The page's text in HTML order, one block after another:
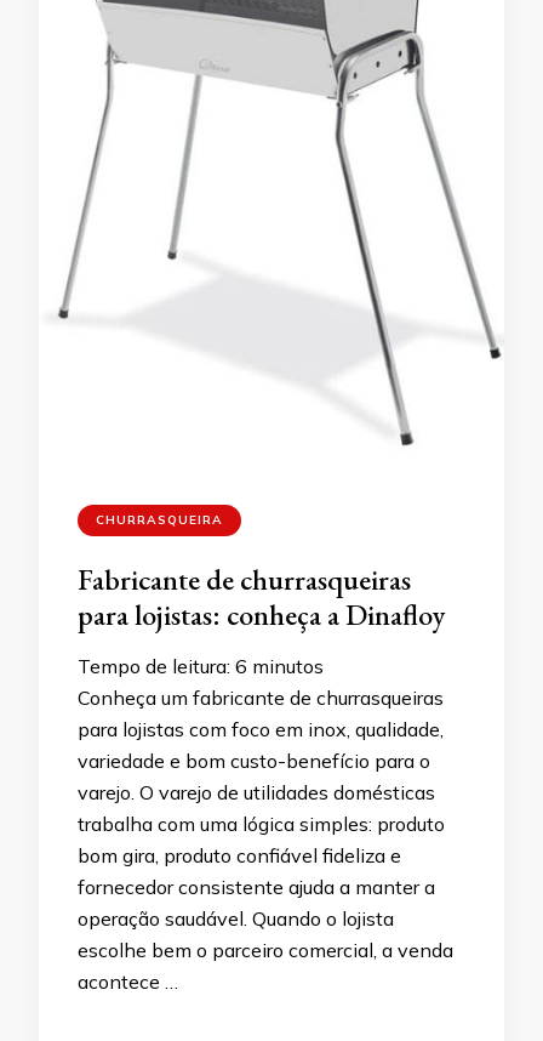
CHURRASQUEIRA
Fabricante de churrasqueiras
para lojistas: conheça a Dinafloy
Tempo de leitura: 6 minutos
Conheça um fabricante de churrasqueiras
para lojistas com foco em inox, qualidade,
variedade e bom custo-benefício para o
varejo. O varejo de utilidades domésticas
trabalha com uma lógica simples: produto
bom gira, produto confiável fideliza e
fornecedor consistente ajuda a manter a
operação saudável. Quando o lojista
escolhe bem o parceiro comercial, a venda
acontece …